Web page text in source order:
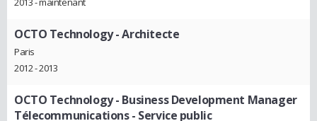
OCTO Technology- Architecte
Paris
2012 - 2013
OCTO Technology- Business Development Manager
Télecommunications - Service public